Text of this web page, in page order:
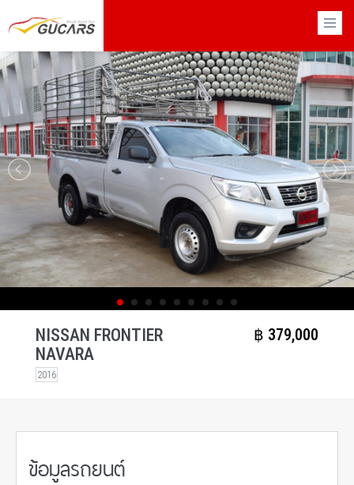
×
NISSAN FRONTIER
NAVARA
2016
฿​ 379,000
ข้อมูลรถยนต์